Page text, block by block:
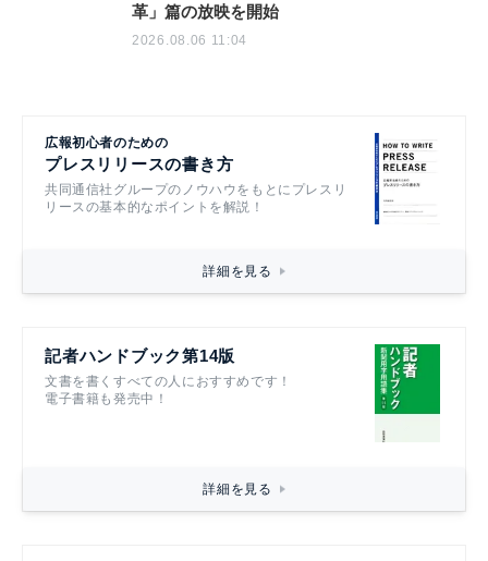
革」篇の放映を開始
2026.08.06 11:04
広報初心者のための
プレスリリースの書き方
共同通信社グループのノウハウをもとにプレスリ
リースの基本的なポイントを解説！
詳細を見る
記者ハンドブック第14版
文書を書くすべての人におすすめです！
電子書籍も発売中！
詳細を見る